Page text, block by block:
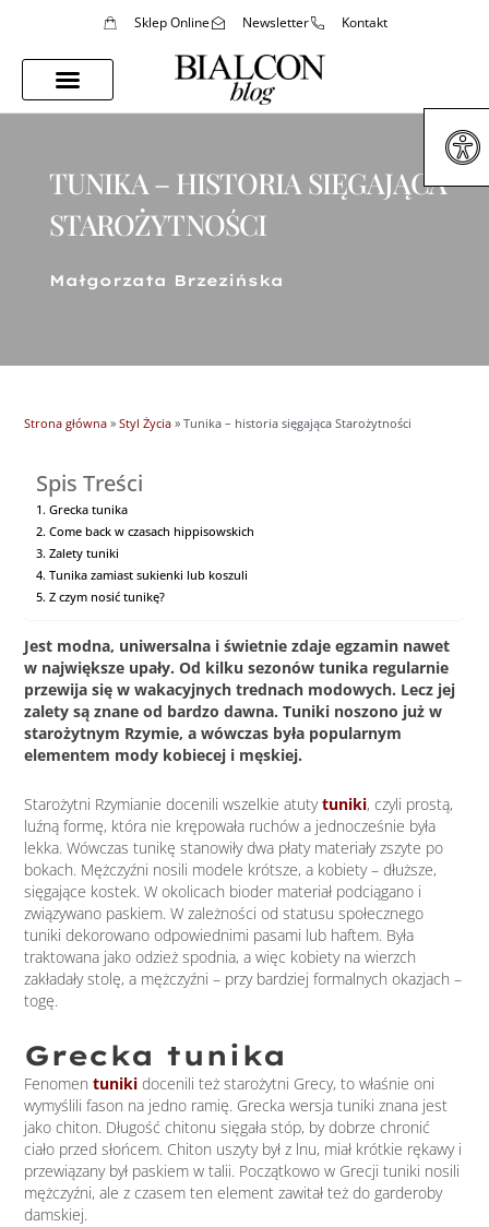
Sklep Online Newsletter Kontakt
TUNIKA – HISTORIA SIĘGAJĄCA
STAROŻYTNOŚCI
Małgorzata Brzezińska
Strona główna »Styl Życia »Tunika – historia sięgająca Starożytności
Spis Treści
Grecka tunika
Come back w czasach hippisowskich
Zalety tuniki
Tunika zamiast sukienki lub koszuli
Z czym nosić tunikę?
Jest modna, uniwersalna i świetnie zdaje egzamin nawet
w największe upały. Od kilku sezonów tunika regularnie
przewija się w wakacyjnych trednach modowych. Lecz jej
zalety są znane od bardzo dawna. Tuniki noszono już w
starożytnym Rzymie, a wówczas była popularnym
elementem mody kobiecej i męskiej.
Starożytni Rzymianie docenili wszelkie atutytuniki, czyli prostą,
luźną formę, która nie krępowała ruchów a jednocześnie była
lekka. Wówczas tunikę stanowiły dwa płaty materiały zszyte po
bokach. Mężczyźni nosili modele krótsze, a kobiety – dłuższe,
sięgające kostek. W okolicach bioder materiał podciągano i
związywano paskiem. W zależności od statusu społecznego
tuniki dekorowano odpowiednimi pasami lub haftem. Była
traktowana jako odzież spodnia, a więc kobiety na wierzch
zakładały stolę, a mężczyźni – przy bardziej formalnych okazjach –
togę.
Grecka tunika
Fenomentuniki docenili też starożytni Grecy, to właśnie oni
wymyślili fason na jedno ramię. Grecka wersja tuniki znana jest
jako chiton. Długość chitonu sięgała stóp, by dobrze chronić
ciało przed słońcem. Chiton uszyty był z lnu, miał krótkie rękawy i
przewiązany był paskiem w talii. Początkowo w Grecji tuniki nosili
mężczyźni, ale z czasem ten element zawitał też do garderoby
damskiej.